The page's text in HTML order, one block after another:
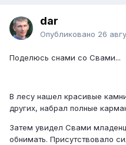
dar
Опубликовано 26
Поделюсь снами со Свами...
В лесу нашел красивые
других, набрал полные
Затем увидел Свами
обнимать. Присутствовало